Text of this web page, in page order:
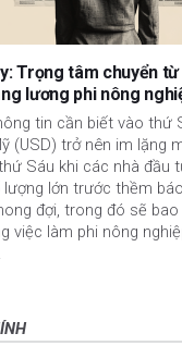
Trọng tâm chuyển
lương phi nông
tin cần biết vào thứ
(USD) trở nên im lặng
Sáu khi các nhà đầu
lượng lớn trước thềm
đợi, trong đó sẽ
việc làm phi nông